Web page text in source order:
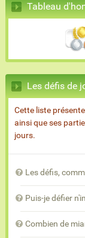
Tableau
Les défis de
Cette liste
ainsi que ses
jours.
Les défis,
Puis-je défier
Combien de